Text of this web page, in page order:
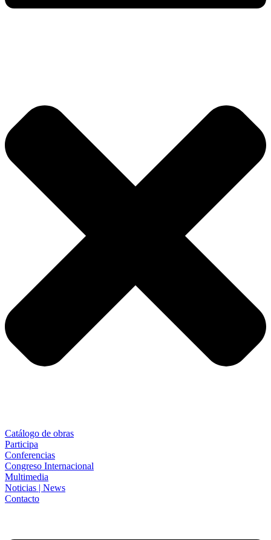
Catálogo de obras
Participa
Conferencias
Congreso Internacional
Multimedia
Noticias | News
Contacto